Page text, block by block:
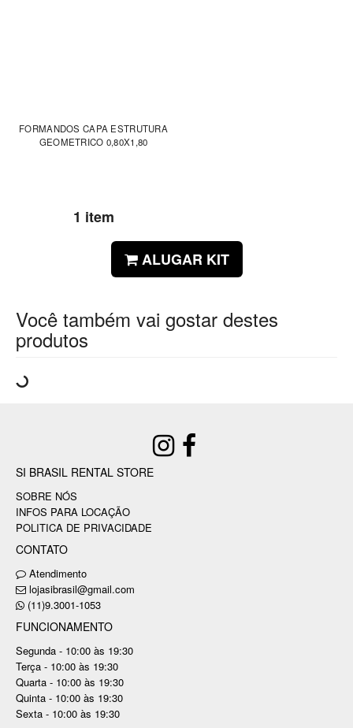
FORMANDOS CAPA ESTRUTURA
GEOMETRICO 0,80X1,80
1 item
ALUGAR KIT
Você também vai gostar destes
produtos
SI BRASIL RENTAL STORE
SOBRE NÓS
INFOS PARA LOCAÇÃO
POLITICA DE PRIVACIDADE
CONTATO
Atendimento
lojasibrasil@gmail.com
(11)9.3001-1053
FUNCIONAMENTO
Segunda - 10:00 às 19:30
Terça - 10:00 às 19:30
Quarta - 10:00 às 19:30
Quinta - 10:00 às 19:30
Sexta - 10:00 às 19:30